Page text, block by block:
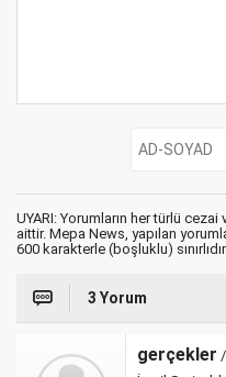
UYARI: Yorumların her türlü
aittir. Mepa News, yapılan
600 karakterle (boşluklu)
3 Yorum
gerçekler